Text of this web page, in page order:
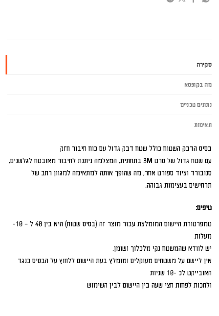
סקירה
מה בקופסא
נתונים טכניים
תאימות
בסיס הדבק השטוח כולל שטח דבק גדול עם כוח חיבור חזק
עם שטח גדול של סרט 3M בתחתית, המצלמה ניתנת לחיבור מאובטח לגלשנים,
סנובורד וציוד ספורט אחר, מה שהופך אותה למתאימה למגוון רחב של
תרחישים בעצימות גבוהה.
טיפים:
טמפרטורת היישום המומלצת עבור מוצר זה (בסיס שטוח) היא בין 40 ל – 10-
מעלות
יש לוודא שהמשטח נקי מלכלוך ושומן.
אין ליישם על משטחים מעוקלים ומומלץ בעת היישום ללחוץ על הבסיס כנגד
האובייקט לכ -10 שניות
ולחכות לפחות חצי שעה בין היישום לבין השימוש